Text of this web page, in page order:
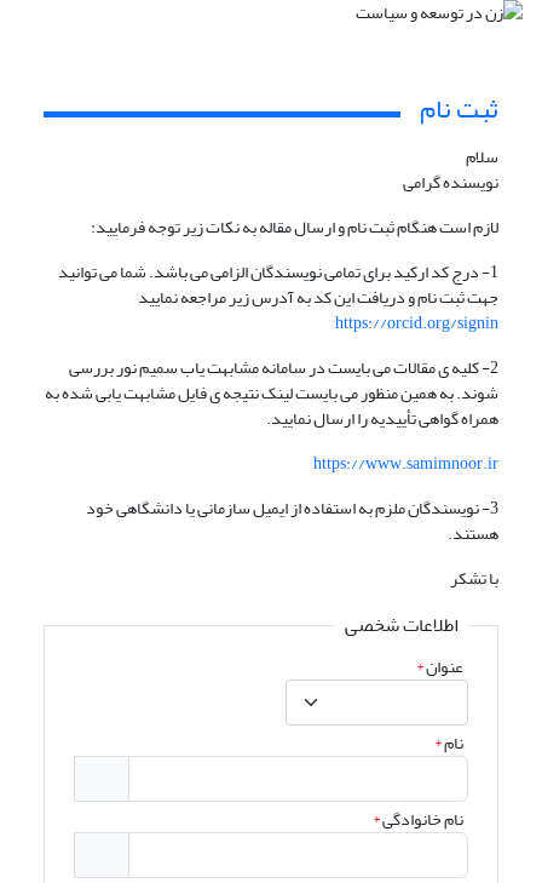
ثبت نام
سلام
نویسنده گرامی
لازم است هنگام ثبت نام و ارسال مقاله به نکات زیر توجه فرمایید:
1- درج کد ارکید برای تمامی نویسندگان الزامی می باشد. شما می توانید
جهت ثبت نام و دریافت این کد به آدرس زیر مراجعه نمایید
https://orcid.org/signin
2- کلیه ی مقالات می بایست در سامانه مشابهت یاب سمیم نور بررسی
شوند. به همین منظور می بایست لینک نتیجه ی فایل مشابهت یابی شده به
همراه گواهی تأییدیه را ارسال نمایید.
https://www.samimnoor.ir
3- نویسندگان ملزم به استفاده از ایمیل سازمانی یا دانشگاهی خود
هستند.
با تشکر
اطلاعات شخصی
عنوان*
نام*
نام خانوادگی*